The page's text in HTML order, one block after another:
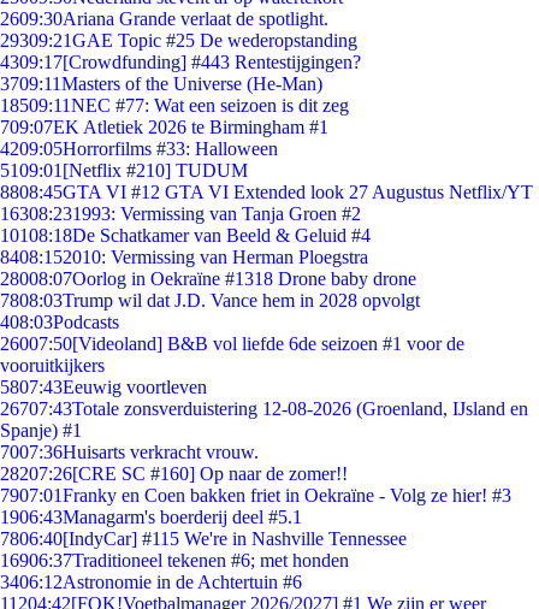
2609:30Ariana Grande verlaat de spotlight.
29309:21GAE Topic #25 De wederopstanding
4309:17[Crowdfunding] #443 Rentestijgingen?
3709:11Masters of the Universe (He-Man)
18509:11NEC #77: Wat een seizoen is dit zeg
709:07EK Atletiek 2026 te Birmingham #1
4209:05Horrorfilms #33: Halloween
5109:01 [Netflix #210] TUDUM
8808:45GTA VI #12 GTA VI Extended look 27 Augustus Netflix/YT
16308:231993: Vermissing van Tanja Groen #2
10108:18De Schatkamer van Beeld & Geluid #4
8408:152010: Vermissing van Herman Ploegstra
28008:07Oorlog in Oekraïne #1318 Drone baby drone
7808:03Trump wil dat J.D. Vance hem in 2028 opvolgt
408:03Podcasts
26007:50[Videoland] B&B vol liefde 6de seizoen #1 voor de
vooruitkijkers
5807:43Eeuwig voortleven
26707:43Totale zonsverduistering 12-08-2026 (Groenland, IJsland en
Spanje) #1
7007:36Huisarts verkracht vrouw.
28207:26[CRE SC #160] Op naar de zomer!!
7907:01Franky en Coen bakken friet in Oekraïne - Volg ze hier! #3
1906:43Managarm's boerderij deel #5.1
7806:40[IndyCar] #115 We're in Nashville Tennessee
16906:37Traditioneel tekenen #6; met honden
3406:12Astronomie in de Achtertuin #6
11204:42[FOK!Voetbalmanager 2026/2027] #1 We zijn er weer